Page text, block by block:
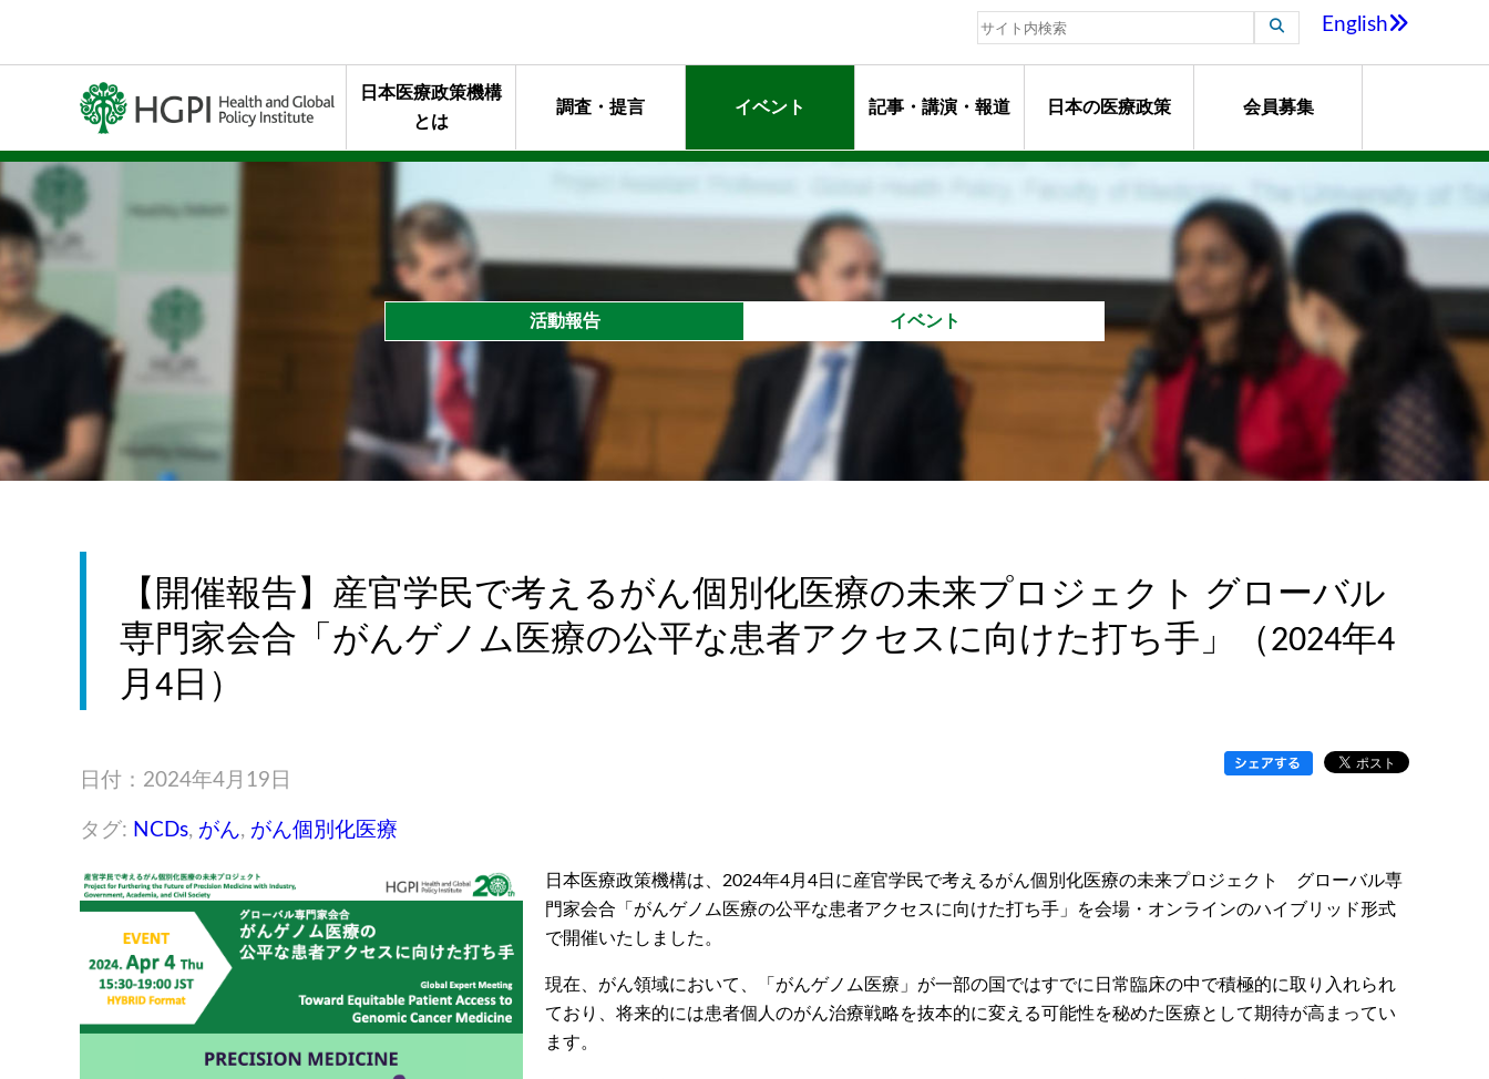
English
日本医療政策機構
とは
ミッション・行動指針
代表理事メッセージ
終身名誉チェアマンメッセージ
組織概要
年報・最近の活動
HGPIを支えるプロフェッショナル達
スタッフの声
HGPIのあゆみ
黒川清賞
調査・提言 イベント 記事・講演・報道 日本の医療政策 会員募集
活動報告 イベント
【開催報告】産官学民で考えるがん個別化医療の未来プロジェクト グローバル
専門家会合「がんゲノム医療の公平な患者アクセスに向けた打ち手」（2024年4
月4日）
日付：2024年4月19日
タグ: NCDs, がん, がん個別化医療
日本医療政策機構は、2024年4月4日に産官学民で考えるがん個別化医療の未来プロジェクト グローバル専
門家会合「がんゲノム医療の公平な患者アクセスに向けた打ち手」を会場・オンラインのハイブリッド形式
で開催いたしました。
現在、がん領域において、「がんゲノム医療」が一部の国ではすでに日常臨床の中で積極的に取り入れられ
ており、将来的には患者個人のがん治療戦略を抜本的に変える可能性を秘めた医療として期待が高まってい
ます。